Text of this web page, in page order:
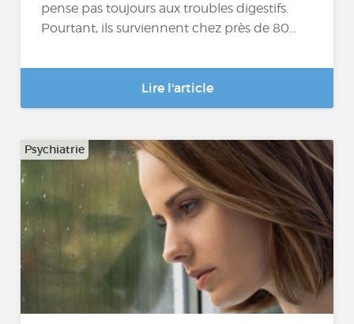
pense pas toujours aux troubles digestifs.
Pourtant, ils surviennent chez près de 80...
Lire l'article
Psychiatrie